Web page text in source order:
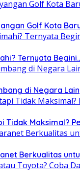
Golf Kota
Ternyata
di Negara Lain
Tidak Maksimal?
Berkualitas